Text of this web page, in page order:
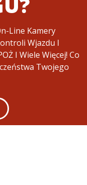
Line Kamery
Wjazdu I
I Wiele Więcej! Co
Twojego